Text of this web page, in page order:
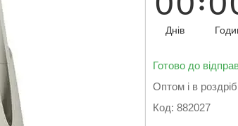
Днів
Готово до
Оптом і в роздріб
Код: 882027